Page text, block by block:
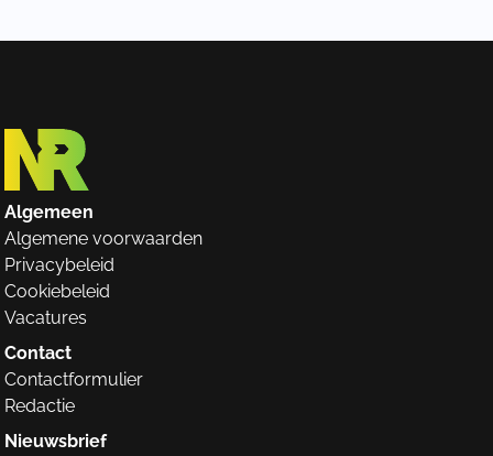
Algemeen
Algemene voorwaarden
Privacybeleid
Cookiebeleid
Vacatures
Contact
Contactformulier
Redactie
Nieuwsbrief